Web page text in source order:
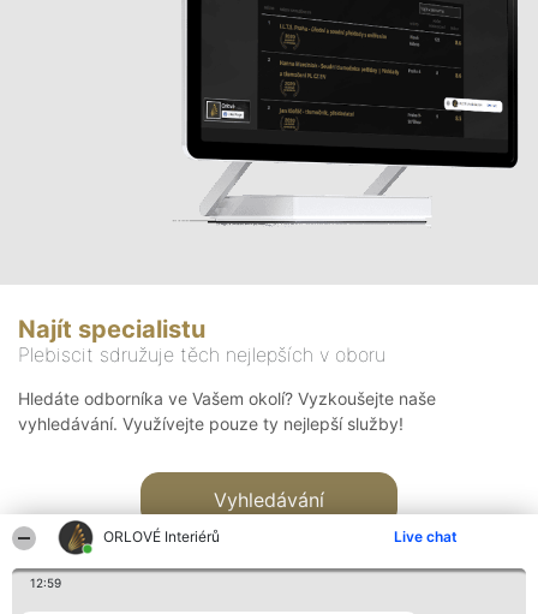
ORLOVÉ Interiérů Live chat
12:59
Najít specialistu
Plebiscit sdružuje těch nejlepších v oboru
Hledáte odborníka ve Vašem okolí? Vyzkoušejte naše
vyhledávání. Využívejte pouze ty nejlepší služby!
Vyhledávání